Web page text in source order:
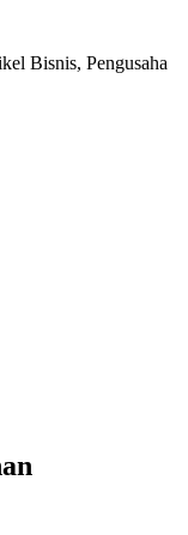
Bisnis, Pengusaha